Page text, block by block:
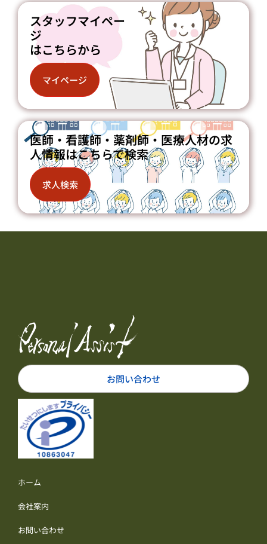
スタッフマイペー
ジ
はこちらから
マイページ
医師・看護師・薬剤師・医療人材の求
人情報はこちらで検索
求人検索
お問い合わせ
ホーム
会社案内
お問い合わせ